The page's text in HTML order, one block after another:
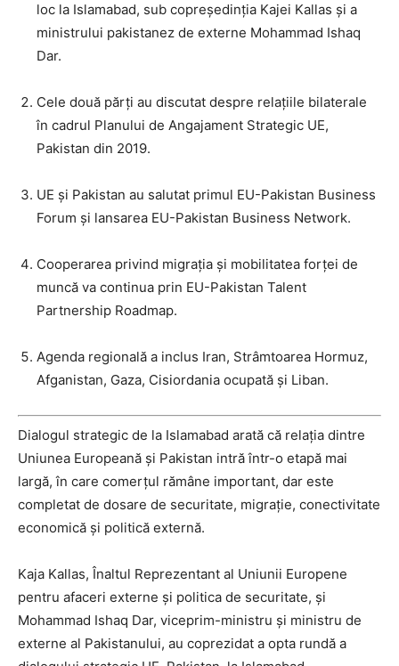
loc la Islamabad, sub copreședinția Kajei Kallas și a
ministrului pakistanez de externe Mohammad Ishaq
Dar.
Cele două părți au discutat despre relațiile bilaterale
în cadrul Planului de Angajament Strategic UE,
Pakistan din 2019.
UE și Pakistan au salutat primul EU-Pakistan Business
Forum și lansarea EU-Pakistan Business Network.
Cooperarea privind migrația și mobilitatea forței de
muncă va continua prin EU-Pakistan Talent
Partnership Roadmap.
Agenda regională a inclus Iran, Strâmtoarea Hormuz,
Afganistan, Gaza, Cisiordania ocupată și Liban.
Dialogul strategic de la Islamabad arată că relația dintre
Uniunea Europeană și Pakistan intră într-o etapă mai
largă, în care comerțul rămâne important, dar este
completat de dosare de securitate, migrație, conectivitate
economică și politică externă.
Kaja Kallas, Înaltul Reprezentant al Uniunii Europene
pentru afaceri externe și politica de securitate, și
Mohammad Ishaq Dar, viceprim-ministru și ministru de
externe al Pakistanului, au coprezidat a opta rundă a